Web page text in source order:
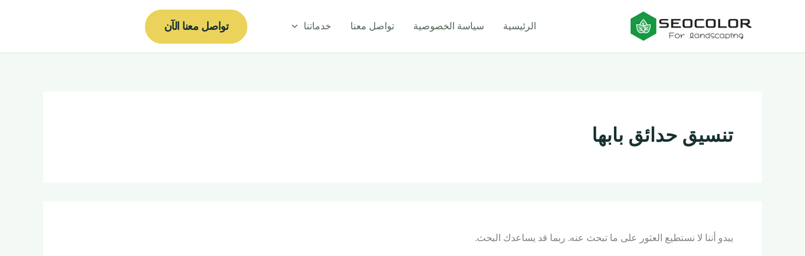
الرئيسية سياسة الخصوصية تواصل معنا خدماتنا البحث تواصل معنا الآن
تنسيق حدائق بابها
يبدو أننا لا نستطيع العثور على ما تبحث عنه. ربما قد يساعدك البحث.
عن: